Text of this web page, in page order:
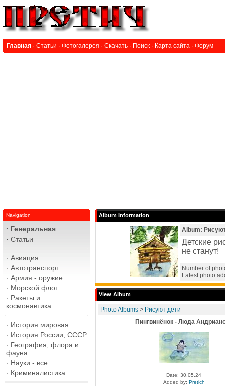
Главная · Статьи · Фотогалерея · Скачать · Поиск · Карта сайта · Форум
Navigation
· Генеральная
· Статьи
· Авиация
· Автотранспорт
· Армия - оружие
· Морской флот
· Ракеты и
космонавтика
· История мировая
· История России, СССР
· География, флора и
фауна
· Науки - все
· Криминалистика
Album Information
Album:
Детские
не станут!
Number of
Latest photo
View Album
Photo Albums > Рисуют дети
Пингвинёнок - Люда
Date: 30.05.24
Added by: Pretich